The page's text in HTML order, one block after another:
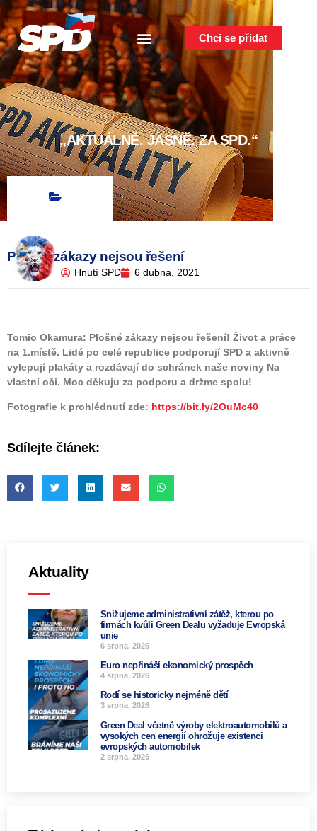
Chci se přidat
„AKTUÁLNĚ. JASNĚ. ZA SPD.“
Plošné zákazy nejsou řešení
Hnutí SPD 6 dubna, 2021
Tomio Okamura: Plošné zákazy nejsou řešení! Život a práce
na 1.místě. Lidé po celé republice podporují SPD a aktivně
vylepují plakáty a rozdávají do schránek naše noviny Na
vlastní oči. Moc děkuju za podporu a držme spolu!
Fotografie k prohlédnutí zde: https://bit.ly/2OuMc40
Sdílejte článek:
Aktuality
Snižujeme administrativní zátěž, kterou po
firmách kvůli Green Dealu vyžaduje Evropská
unie
6 srpna, 2026
Euro nepřináší ekonomický prospěch
4 srpna, 2026
Rodí se historicky nejméně dětí
3 srpna, 2026
Green Deal včetně výroby elektroautomobilů a
vysokých cen energií ohrožuje existenci
evropských automobilek
2 srpna, 2026